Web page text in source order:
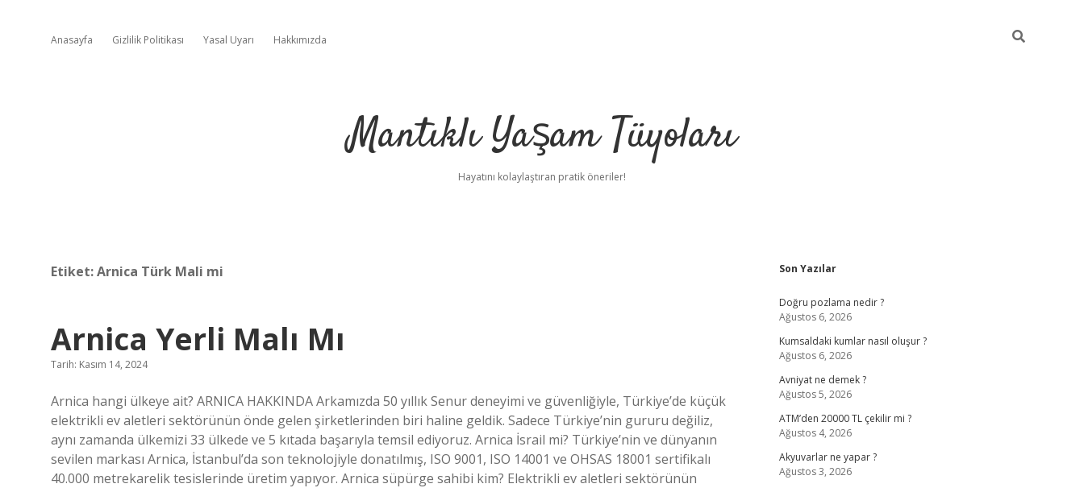
Anasayfa Gizlilik Politikası Yasal Uyarı Hakkımızda
Mantıklı Yaşam Tüyoları
Hayatını kolaylaştıran pratik öneriler!
Etiket:Arnica Türk Mali mi
Arnica Yerli Malı Mı
Tarih: Kasım 14, 2024
Arnica hangi ülkeye ait? ARNICA HAKKINDA Arkamızda 50 yıllık Senur deneyimi ve güvenliğiyle, Türkiye’de küçük
elektrikli ev aletleri sektörünün önde gelen şirketlerinden biri haline geldik. Sadece Türkiye’nin gururu değiliz,
aynı zamanda ülkemizi 33 ülkede ve 5 kıtada başarıyla temsil ediyoruz. Arnica İsrail mi? Türkiye’nin ve dünyanın
sevilen markası Arnica, İstanbul’da son teknolojiyle donatılmış, ISO 9001, ISO 14001 ve OHSAS 18001 sertifikalı
40.000 metrekarelik tesislerinde üretim yapıyor. Arnica süpürge sahibi kim? Elektrikli ev aletleri sektörünün
Sidebar
Son Yazılar
Doğru pozlama nedir ?
Ağustos 6, 2026
Kumsaldaki kumlar nasıl oluşur ?
Ağustos 6, 2026
Avniyat ne demek ?
Ağustos 5, 2026
ATM’den 20000 TL çekilir mi ?
Ağustos 4, 2026
Akyuvarlar ne yapar ?
Ağustos 3, 2026